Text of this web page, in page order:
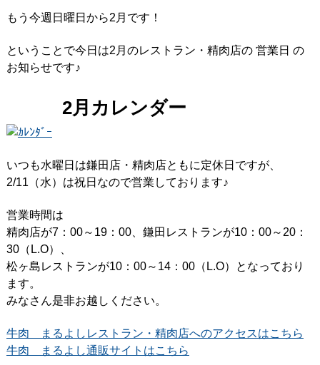
もう今週日曜日から2月です！
ということで今日は2月のレストラン・精肉店の 営業日 の
お知らせです♪
2月カレンダー
いつも水曜日は鎌田店・精肉店ともに定休日ですが、
2/11（水）は祝日なので営業しております♪
営業時間は
精肉店が7：00～19：00、鎌田レストランが10：00～20：
30（L.O）、
松ヶ島レストランが10：00～14：00（L.O）となっており
ます。
みなさん是非お越しください。
牛肉 まるよしレストラン・精肉店へのアクセスはこちら
牛肉 まるよし通販サイトはこちら